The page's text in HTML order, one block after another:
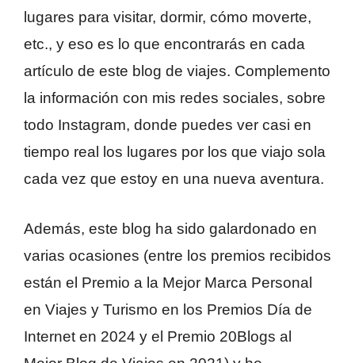
lugares para visitar, dormir, cómo moverte,
etc., y eso es lo que encontrarás en cada
artículo de este blog de viajes. Complemento
la información con mis redes sociales, sobre
todo Instagram, donde puedes ver casi en
tiempo real los lugares por los que viajo sola
cada vez que estoy en una nueva aventura.
Además, este blog ha sido galardonado en
varias ocasiones (entre los premios recibidos
están el Premio a la Mejor Marca Personal
en Viajes y Turismo en los Premios Día de
Internet en 2024 y el Premio 20Blogs al